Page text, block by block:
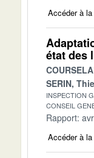
Accéder à
état des
SERIN,
INSPECTION
CONSEIL
Rapport:
Accéder à